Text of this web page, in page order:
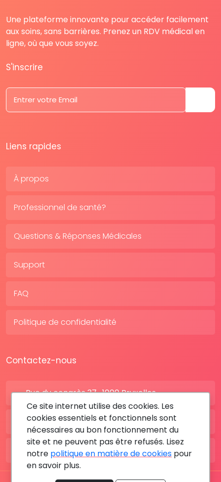
Une plateforme innovante pour accéder facilement
aux soins, sans barrières. Prenez un RDV médical en
ligne, où que vous soyez.
S'inscrire
Liens rapides
À propos
Professionnel de santé?
Questions & Réponses Médicales
Support
FAQ
Politique de confidentialité
Contactez-nous
Rue du congrès 37 , 1000 Bruxelles
BE: +32 28080227
FR: +33 183642895
Ce site internet utilise des cookies. Les
cookies essentiels et fonctionnels sont
nécessaires au bon fonctionnement du
site et ne peuvent pas être refusés. Lisez
notre politique en matière de cookies pour
en savoir plus.